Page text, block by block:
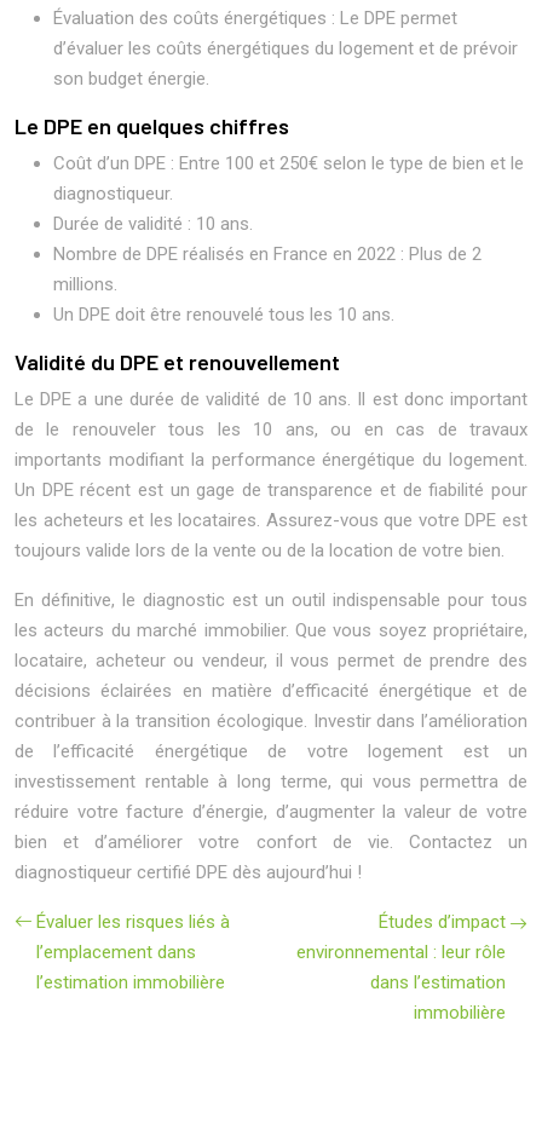
Évaluation des coûts énergétiques : Le DPE permet
d’évaluer les coûts énergétiques du logement et de prévoir
son budget énergie.
Le DPE en quelques chiffres
Coût d’un DPE : Entre 100 et 250€ selon le type de bien et le
diagnostiqueur.
Durée de validité : 10 ans.
Nombre de DPE réalisés en France en 2022 : Plus de 2
millions.
Un DPE doit être renouvelé tous les 10 ans.
Validité du DPE et renouvellement
Le DPE a une durée de validité de 10 ans. Il est donc important
de le renouveler tous les 10 ans, ou en cas de travaux
importants modifiant la performance énergétique du logement.
Un DPE récent est un gage de transparence et de fiabilité pour
les acheteurs et les locataires. Assurez-vous que votre DPE est
toujours valide lors de la vente ou de la location de votre bien.
En définitive, le diagnostic est un outil indispensable pour tous
les acteurs du marché immobilier. Que vous soyez propriétaire,
locataire, acheteur ou vendeur, il vous permet de prendre des
décisions éclairées en matière d’efficacité énergétique et de
contribuer à la transition écologique. Investir dans l’amélioration
de l’efficacité énergétique de votre logement est un
investissement rentable à long terme, qui vous permettra de
réduire votre facture d’énergie, d’augmenter la valeur de votre
bien et d’améliorer votre confort de vie. Contactez un
diagnostiqueur certifié DPE dès aujourd’hui !
Évaluer les risques liés à
l’emplacement dans
l’estimation immobilière
Études d’impact
environnemental : leur rôle
dans l’estimation
immobilière